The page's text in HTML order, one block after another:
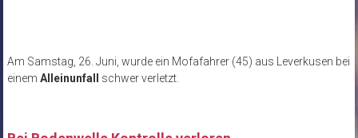
Am Samstag, 26. Juni, wurde ein Mofafahrer (45) aus Leverkusen bei
einem Alleinunfall schwer verletzt.